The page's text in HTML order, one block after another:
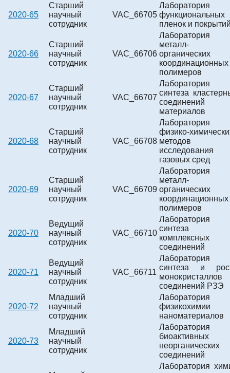
2020-65
Старший
научный
сотрудник
VAC_66705
Лаборатория
функциональных
пленок и
2020-66
Старший
научный
сотрудник
VAC_66706
Лаборатория
металл-
органических
координационных
полимеров
2020-67
Старший
научный
сотрудник
VAC_66707
Лаборатория
синтеза
соединений
материалов
2020-68
Старший
научный
сотрудник
VAC_66708
Лаборатория
физико-
методов
исследования
газовых сред
2020-69
Старший
научный
сотрудник
VAC_66709
Лаборатория
металл-
органических
координационных
полимеров
2020-70
Ведущий
научный
сотрудник
VAC_66710
Лаборатория
синтеза
комплексных
соединений
2020-71
Ведущий
научный
сотрудник
VAC_66711
Лаборатория
синтеза и
монокристаллов
соединений РЗЭ
2020-72
Младший
научный
сотрудник
Лаборатория
физикохимии
наноматериалов
2020-73
Младший
научный
сотрудник
Лаборатория
биоактивных
неорганических
соединений
Лаборатория